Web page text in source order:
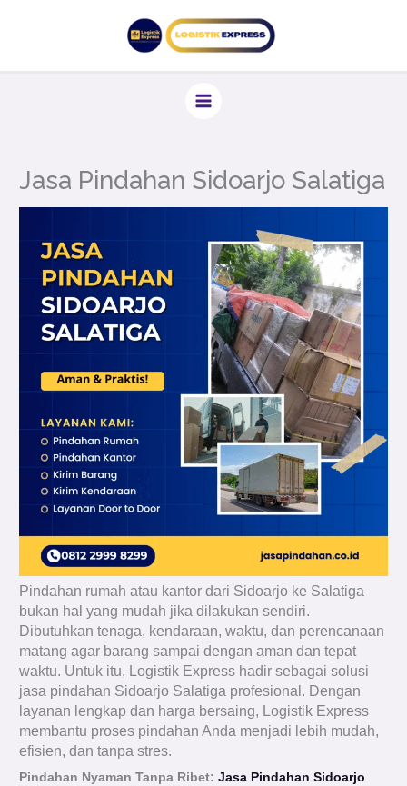
Jasa Pindahan Sidoarjo Salatiga
Pindahan rumah atau kantor dari Sidoarjo ke Salatiga
bukan hal yang mudah jika dilakukan sendiri.
Dibutuhkan tenaga, kendaraan, waktu, dan perencanaan
matang agar barang sampai dengan aman dan tepat
waktu. Untuk itu, Logistik Express hadir sebagai solusi
jasa pindahan Sidoarjo Salatiga profesional. Dengan
layanan lengkap dan harga bersaing, Logistik Express
membantu proses pindahan Anda menjadi lebih mudah,
efisien, dan tanpa stres.
Pindahan Nyaman Tanpa Ribet:Jasa Pindahan Sidoarjo